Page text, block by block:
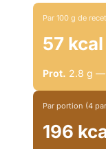
Par 100 g de
57 kcal
Prot. 2.8 g —
Par portion (4
196